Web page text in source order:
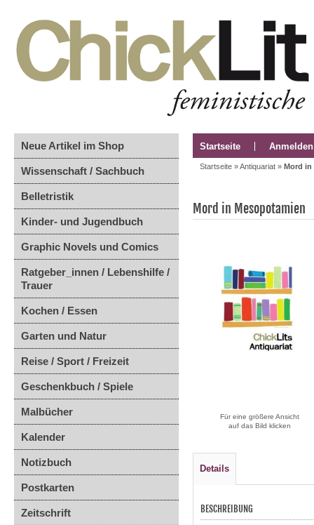
Neue Artikel im Shop
Wissenschaft / Sachbuch
Belletristik
Kinder- und Jugendbuch
Graphic Novels und Comics
Ratgeber_innen / Lebenshilfe /
Trauer
Kochen / Essen
Garten und Natur
Reise / Sport / Freizeit
Geschenkbuch / Spiele
Malbücher
Kalender
Notizbuch
Postkarten
Zeitschrift
Startseite Anmelden
Startseite »Antiquariat » Mord in
Mord in Mesopotamien
Für eine größere Ansicht
auf das Bild klicken
Details
BESCHREIBUNG